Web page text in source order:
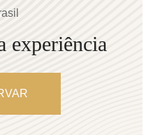
experiência